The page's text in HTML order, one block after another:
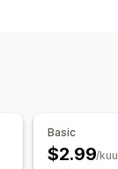
Basic
$2.99/